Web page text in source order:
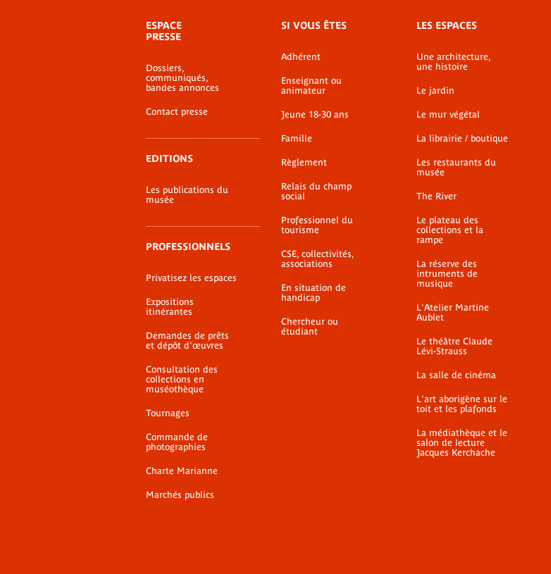
de
bas-
page
ESPACE
PRESSE
Dossiers,
communiqués,
bandes annonces
Contact presse
EDITIONS
Les publications du
musée
PROFESSIONNELS
Privatisez les espaces
Expositions
itinérantes
Demandes de prêts
et dépôt d'œuvres
Consultation des
collections en
muséothèque
Tournages
Commande de
photographies
Charte Marianne
Marchés publics
SI VOUS ÊTES
Adhérent
Enseignant ou
animateur
Jeune 18-30 ans
Famille
Règlement
Relais du champ
social
Professionnel du
tourisme
CSE, collectivités,
associations
En situation de
handicap
Chercheur ou
étudiant
LES ESPACES
Une architecture,
une histoire
Le jardin
Le mur végétal
La librairie / boutique
Les restaurants du
musée
The River
Le plateau des
collections et la
rampe
La réserve des
intruments de
musique
L'Atelier Martine
Aublet
Le théâtre Claude
Lévi-Strauss
La salle de cinéma
L'art aborigène sur le
toit et les plafonds
La médiathèque et le
salon de lecture
Jacques Kerchache